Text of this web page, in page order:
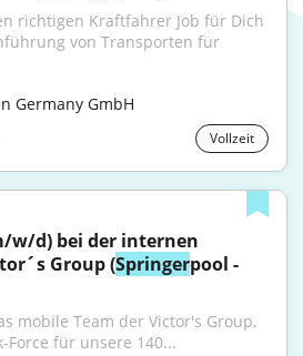
richtigen Kraftfahrer Job für Dich
von Transporten für
Germany GmbH
Vollzeit
w/d) bei der internen
Group (Springerpool -
mobile Team der Victor's Group,
Force für unsere 140...